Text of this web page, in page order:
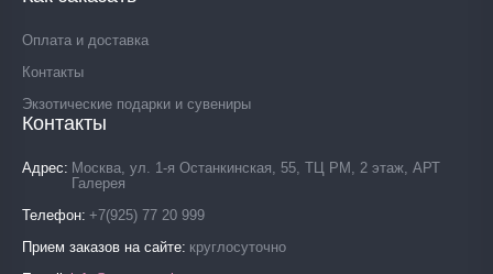
Оплата и доставка
Контакты
Экзотические подарки и сувениры
Контакты
Адрес
Москва, ул. 1-я Останкинская, 55, ТЦ РМ, 2 этаж, АРТ
Галерея
Телефон +7(925) 77 20 999
Прием заказов на сайте круглосуточно